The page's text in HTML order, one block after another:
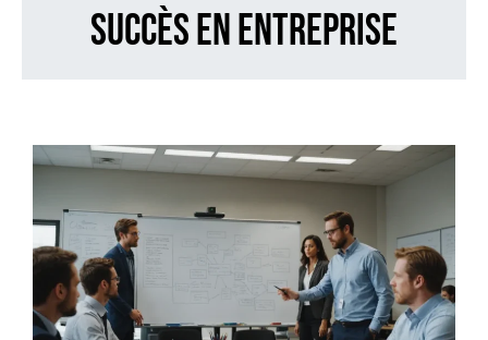
succès en entreprise